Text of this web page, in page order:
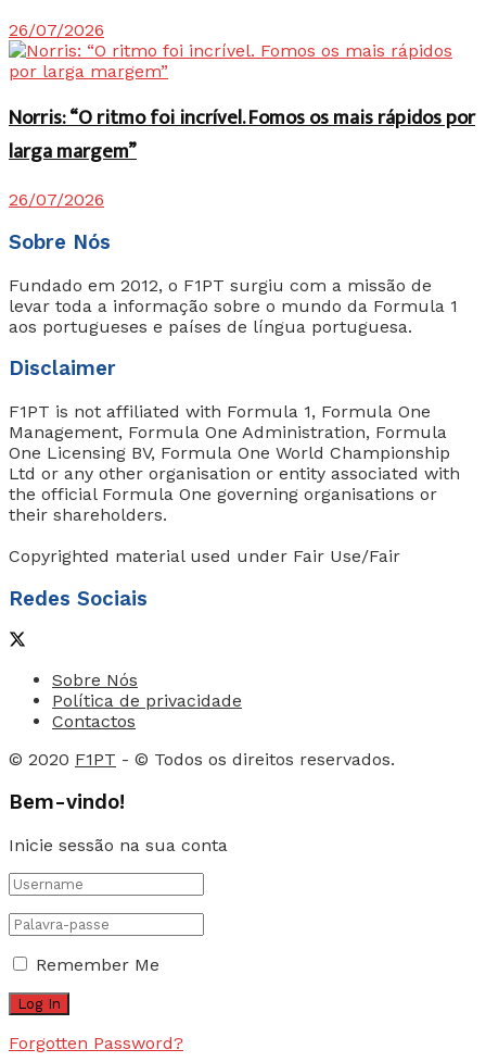
26/07/2026
Norris: “O ritmo foi incrível. Fomos os mais rápidos por
larga margem”
26/07/2026
Sobre Nós
Fundado em 2012, o F1PT surgiu com a missão de
levar toda a informação sobre o mundo da Formula 1
aos portugueses e países de língua portuguesa.
Disclaimer
F1PT is not affiliated with Formula 1, Formula One
Management, Formula One Administration, Formula
One Licensing BV, Formula One World Championship
Ltd or any other organisation or entity associated with
the official Formula One governing organisations or
their shareholders.
Copyrighted material used under Fair Use/Fair
Redes Sociais
Sobre Nós
Política de privacidade
Contactos
© 2020 F1PT - © Todos os direitos reservados.
Bem-vindo!
Inicie sessão na sua conta
Remember Me
Forgotten Password?